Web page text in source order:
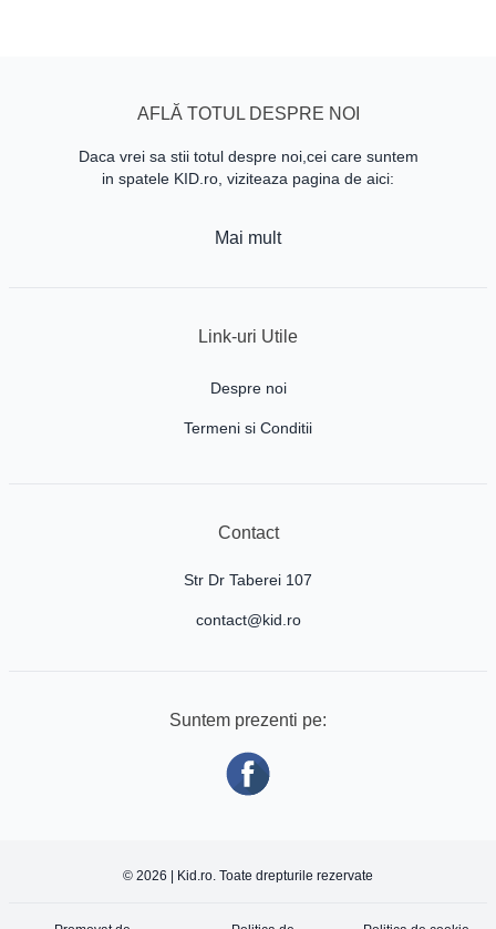
AFLĂ TOTUL DESPRE NOI
Daca vrei sa stii totul despre noi,cei care suntem
in spatele KID.ro, viziteaza pagina de aici:
Mai mult
Link-uri Utile
Despre noi
Termeni si Conditii
Contact
Str Dr Taberei 107
contact@kid.ro
Suntem prezenti pe:
© 2026 | Kid.ro. Toate drepturile rezervate